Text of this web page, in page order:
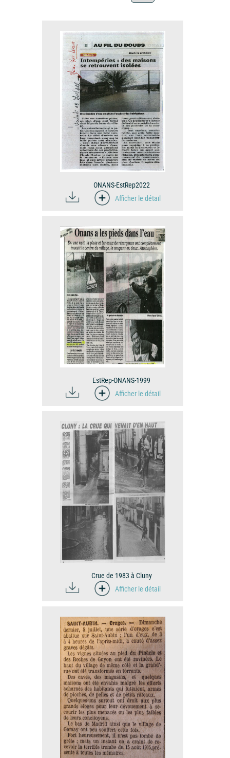
ONANS-EstRep2022
Afficher le détail
EstRep-ONANS-1999
Afficher le détail
Crue de 1983 à Cluny
Afficher le détail